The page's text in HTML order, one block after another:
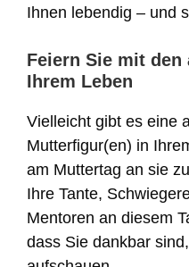
Ihnen lebendig – und
Feiern Sie mit den
Ihrem Leben
Vielleicht gibt es eine
Mutterfigur(en) in
am Muttertag an sie
Ihre Tante,
Mentoren an diesem
dass Sie dankbar